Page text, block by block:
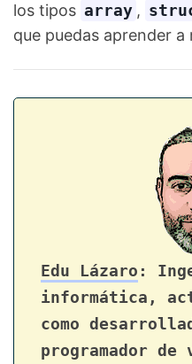
los tipos array ,
que puedas aprender a
Edu Lázaro :
informática,
como
programador de